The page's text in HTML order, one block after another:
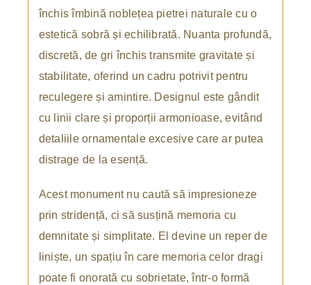
închis îmbină noblețea pietrei naturale cu o
estetică sobră și echilibrată. Nuanta profundă,
discretă, de gri închis transmite gravitate și
stabilitate, oferind un cadru potrivit pentru
reculegere și amintire. Designul este gândit
cu linii clare și proporții armonioase, evitând
detaliile ornamentale excesive care ar putea
distrage de la esență.
Acest monument nu caută să impresioneze
prin stridență, ci să susțină memoria cu
demnitate și simplitate. El devine un reper de
liniște, un spațiu în care memoria celor dragi
poate fi onorată cu sobrietate, într-o formă